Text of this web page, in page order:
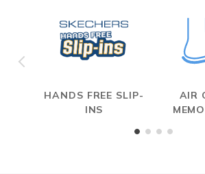
HANDS FREE SLIP-
INS
AIR